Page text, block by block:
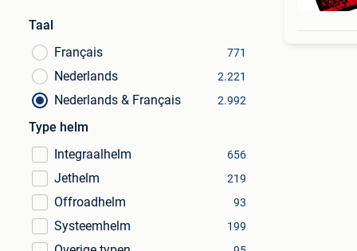
Taal
Français
771
Nederlands 2.221
Nederlands & Français 2.992
Type helm
Integraalhelm
656
Jethelm 219
Offroadhelm 93
Systeemhelm 199